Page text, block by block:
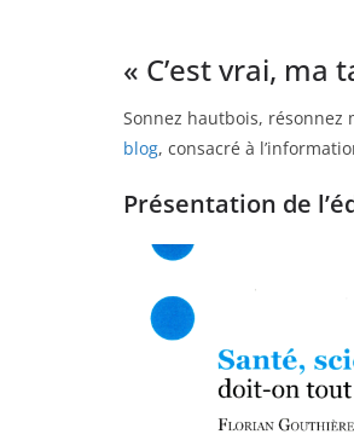
« C’est vrai, ma
Sonnez hautbois,
blog, consacré à
Présentation de